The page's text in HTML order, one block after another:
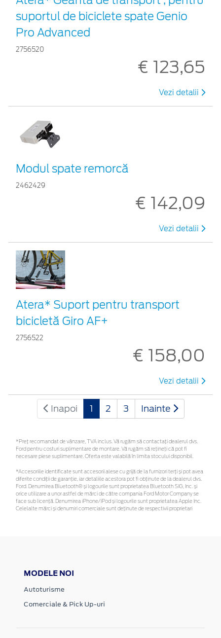
suportul de biciclete spate Genio
Pro Advanced
2756520
€ 123,65
Vezi detalii
Modul spate remorcă
2462429
€ 142,09
Vezi detalii
Atera* Suport pentru transport
bicicletă Giro AF+
2756522
€ 158,00
Vezi detalii
Inapoi 1 2 3 Inainte
*Preţ recomandat de vânzare, TVA inclus. Vă rugăm să contactaţi dealerul dvs.
Ford pentru costuri suplimentare de montare. Vă rugăm să rețineți că pot fi
necesare piese suplimentare. Oferta este valabilă în limita stocului disponibil.
*Accesoriile identificate sunt accesorii alese cu grijă de la furnizori terți și pot avea
diferite condiții de garanție, iar detaliile acestora pot fi obținute de la dealerul dvs.
Ford. Denumirea Bluetooth® și logourile sunt proprietatea Bluetooth SIG, Inc. și
orice utilizare a unor astfel de mărci de către compania Ford Motor Company se
face sub licență. Denumirea iPhone/iPod și logourile sunt proprietatea Apple Inc.
Celelalte mărci și denumiri comerciale sunt deținute de respectivii proprietari
MODELE NOI
Autoturisme
Comerciale & Pick Up-uri